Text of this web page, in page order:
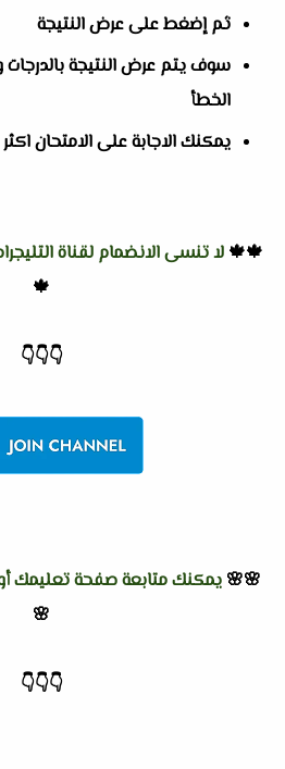
ثم إضغط على عرض النتيجة
سوف يتم عرض النتيجة بالدرجات
الخطأ
يمكنك الاجابة على الامتحان
🍁🍁 لا تنسى الانضمام لقناة
🍁
👇
👇
👇
🌸🌸 يمكنك متابعة صفحة تعليمك
🌸
👇
👇
👇